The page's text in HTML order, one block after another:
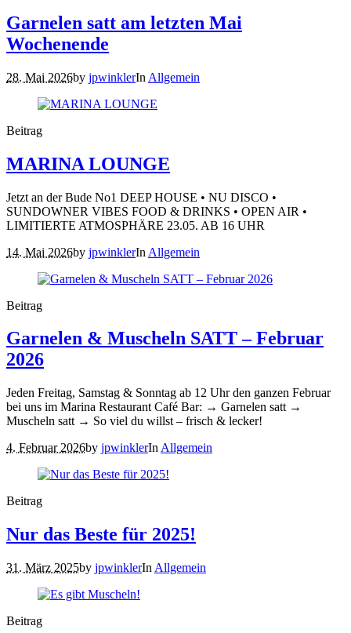
Garnelen satt am letzten Mai
Wochenende
28. Mai 2026by jpwinklerIn Allgemein
Beitrag
MARINA LOUNGE
Jetzt an der Bude No1 DEEP HOUSE • NU DISCO •
SUNDOWNER VIBES FOOD & DRINKS • OPEN AIR •
LIMITIERTE ATMOSPHÄRE 23.05. AB 16 UHR
14. Mai 2026by jpwinklerIn Allgemein
Beitrag
Garnelen & Muscheln SATT – Februar
2026
Jeden Freitag, Samstag & Sonntag ab 12 Uhr den ganzen Februar
bei uns im Marina Restaurant Café Bar: → Garnelen satt →
Muscheln satt → So viel du willst – frisch & lecker!
4. Februar 2026by jpwinklerIn Allgemein
Beitrag
Nur das Beste für 2025!
31. März 2025by jpwinklerIn Allgemein
Beitrag